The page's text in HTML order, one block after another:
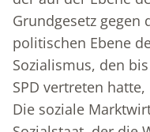
Grundgesetz gegen
politischen Ebene
Sozialismus, den
SPD vertreten
Die soziale